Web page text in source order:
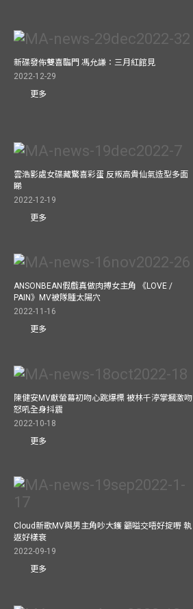
新碟發佈雙喜臨門 馮允謙：三月紅館見
2022-12-29
更多
雲浩影處女碟藏驚喜彩蛋 反叛高貴仙氣造型多面
睇
2022-12-19
更多
ANSONBEAN假戲真做肉搏女主角 《LOVE /
PAIN》MV被隊腫太陽穴
2022-11-16
更多
陳健安MV獻螢幕初吻心跳爆標 被林千渟掌摑激吻
怒吼全身抖震
2022-10-18
更多
Cloud新歌MV與男主角吵大鑊 籲嗌交唔好掟嘢 執
返好樣衰
2022-09-19
更多